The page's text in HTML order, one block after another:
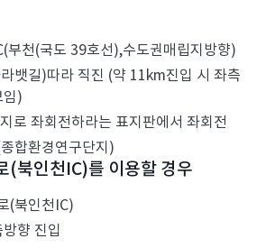
부천(국도 39호선),수도권매립지방향)
뱃길)따라 직진 (약 11km진입 시 좌측
임)
로 좌회전하라는 표지판에서 좌회전
합환경연구단지)
(북인천IC)를 이용할 경우
(북인천IC)
향 진입